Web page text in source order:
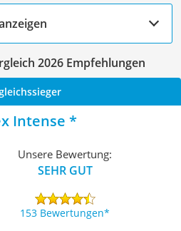
2026 Empfehlungen
Intense
Unsere Bewertung:
SEHR GUT
153 Bewertungen